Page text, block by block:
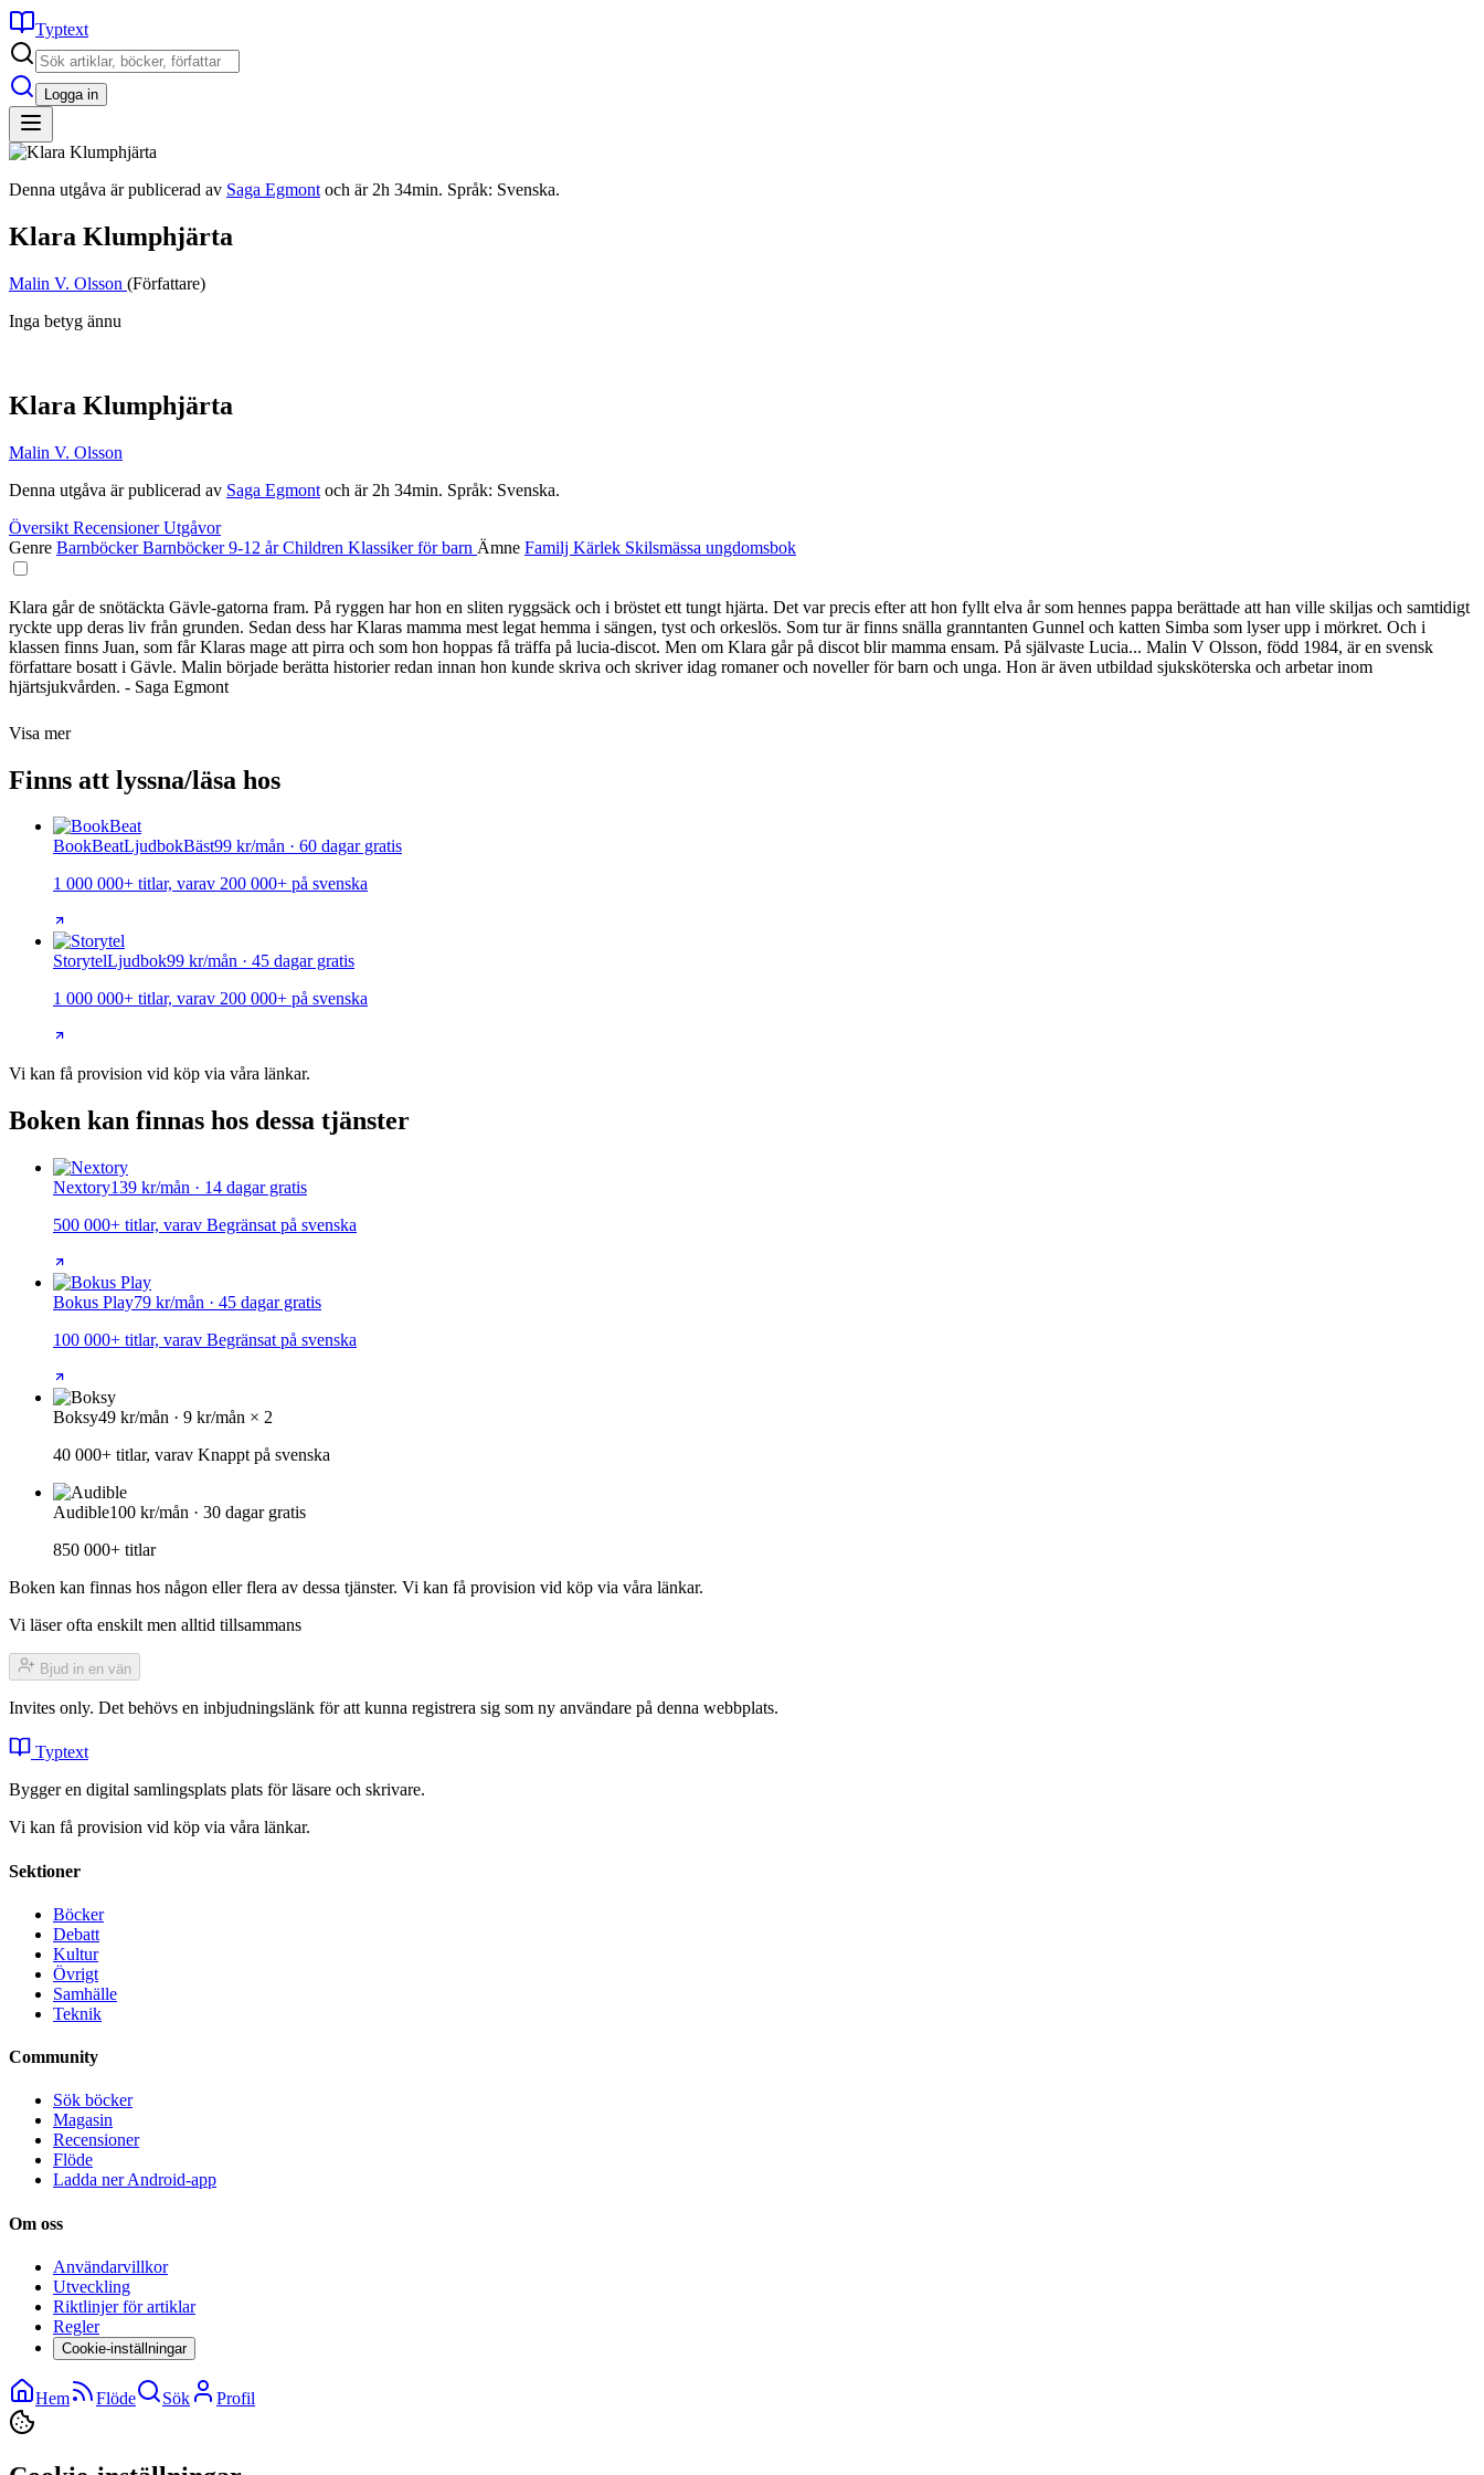
Typtext
Logga in
Denna utgåva är publicerad av Saga Egmont och är 2h 34min. Språk: Svenska.
Klara Klumphjärta
Malin V. Olsson (Författare)
Inga betyg ännu
Klara Klumphjärta
Malin V. Olsson
Denna utgåva är publicerad av Saga Egmont och är 2h 34min. Språk: Svenska.
Översikt RecensionerUtgåvor
Genre BarnböckerBarnböcker 9-12 årChildren Klassiker för barn Ämne Familj Kärlek Skilsmässa ungdomsbok
Klara går de snötäckta Gävle-gatorna fram. På ryggen har hon en sliten ryggsäck och i bröstet ett tungt hjärta. Det var precis efter att hon fyllt elva år som hennes pappa berättade att han ville skiljas och samtidigt
ryckte upp deras liv från grunden. Sedan dess har Klaras mamma mest legat hemma i sängen, tyst och orkeslös. Som tur är finns snälla granntanten Gunnel och katten Simba som lyser upp i mörkret. Och i
klassen finns Juan, som får Klaras mage att pirra och som hon hoppas få träffa på lucia-discot. Men om Klara går på discot blir mamma ensam. På självaste Lucia... Malin V Olsson, född 1984, är en svensk
författare bosatt i Gävle. Malin började berätta historier redan innan hon kunde skriva och skriver idag romaner och noveller för barn och unga. Hon är även utbildad sjuksköterska och arbetar inom
hjärtsjukvården. - Saga Egmont
Visa mer
Finns att lyssna/läsa hos
BookBeatLjudbokBäst99 kr/mån · 60 dagar gratis
1 000 000+ titlar, varav 200 000+ på svenska
StorytelLjudbok99 kr/mån · 45 dagar gratis
1 000 000+ titlar, varav 200 000+ på svenska
Vi kan få provision vid köp via våra länkar.
Boken kan finnas hos dessa tjänster
Nextory139 kr/mån · 14 dagar gratis
500 000+ titlar, varav Begränsat på svenska
Bokus Play79 kr/mån · 45 dagar gratis
100 000+ titlar, varav Begränsat på svenska
Boksy49 kr/mån · 9 kr/mån × 2
40 000+ titlar, varav Knappt på svenska
Audible100 kr/mån · 30 dagar gratis
850 000+ titlar
Boken kan finnas hos någon eller flera av dessa tjänster. Vi kan få provision vid köp via våra länkar.
Vi läser ofta enskilt men alltid tillsammans
Bjud in en vän
Invites only. Det behövs en inbjudningslänk för att kunna registrera sig som ny användare på denna webbplats.
Typtext
Bygger en digital samlingsplats plats för läsare och skrivare.
Vi kan få provision vid köp via våra länkar.
Sektioner
Böcker
Debatt
Kultur
Övrigt
Samhälle
Teknik
Community
Sök böcker
Magasin
Recensioner
Flöde
Ladda ner Android-app
Om oss
Användarvillkor
Utveckling
Riktlinjer för artiklar
Regler
Cookie-inställningar
Hem Flöde Sök Profil